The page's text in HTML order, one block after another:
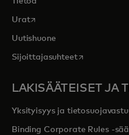
Uratopens in a new tab
Uutishuone
Sijoittajasuhteetopens in a
LAKISÄÄTEISET JA
Yksityisyys ja
Binding Corporate Rules -